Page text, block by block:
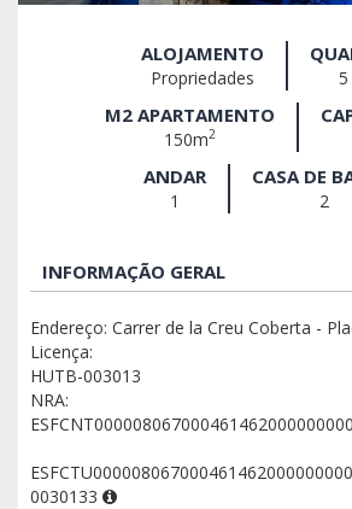
ALOJAMENTO
Propriedades 5
M2 APARTAMENTO
150m2
ANDAR
1
CASA DE
2
INFORMAÇÃO GERAL
Endereço: Carrer de la Creu Coberta -
Licença:
HUTB-003013
NRA:
0030133